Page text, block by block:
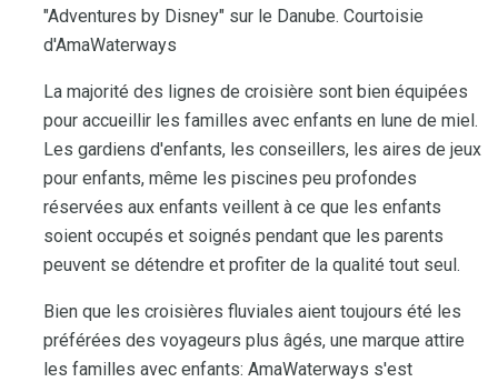
"Adventures by Disney" sur le Danube. Courtoisie
d'AmaWaterways
La majorité des lignes de croisière sont bien équipées
pour accueillir les familles avec enfants en lune de miel.
Les gardiens d'enfants, les conseillers, les aires de jeux
pour enfants, même les piscines peu profondes
réservées aux enfants veillent à ce que les enfants
soient occupés et soignés pendant que les parents
peuvent se détendre et profiter de la qualité tout seul.
Bien que les croisières fluviales aient toujours été les
préférées des voyageurs plus âgés, une marque attire
les familles avec enfants: AmaWaterways s'est